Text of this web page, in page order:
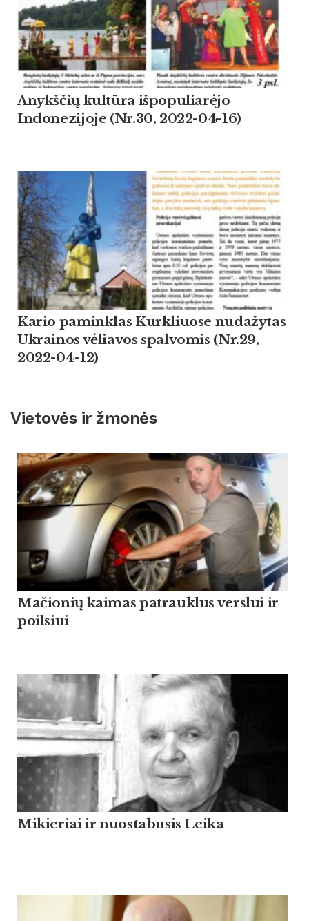
Anykščių kultūra išpopuliarėjo
Indonezijoje (Nr.30, 2022-04-16)
Kario paminklas Kurkliuose nudažytas
Ukrainos vėliavos spalvomis (Nr.29,
2022-04-12)
Vietovės ir žmonės
Mačionių kaimas patrauklus verslui ir
poilsiui
Mikieriai ir nuostabusis Leika